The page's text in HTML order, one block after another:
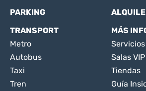
PARKING
TRANSPORT
Metro
Autobus
Taxi
Tren
MÁS
Servicios
Salas VIP
Tiendas
Guía